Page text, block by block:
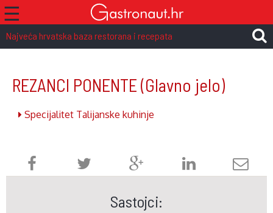
☰
Najveća hrvatska baza restorana i recepata
REZANCI PONENTE (Glavno jelo)
Specijalitet Talijanske kuhinje
Sastojci: